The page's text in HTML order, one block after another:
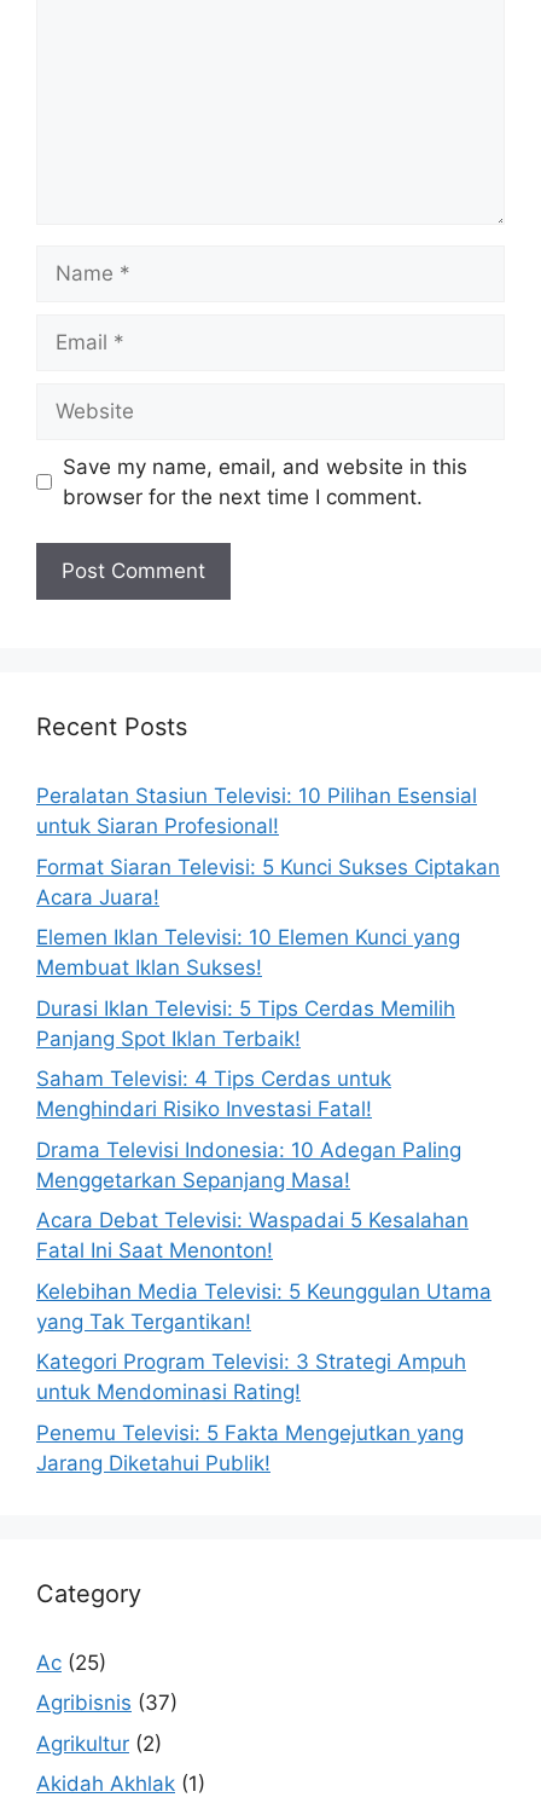
Save my name, email, and website in this
browser for the next time I comment.
Recent Posts
Peralatan Stasiun Televisi: 10 Pilihan Esensial
untuk Siaran Profesional!
Format Siaran Televisi: 5 Kunci Sukses Ciptakan
Acara Juara!
Elemen Iklan Televisi: 10 Elemen Kunci yang
Membuat Iklan Sukses!
Durasi Iklan Televisi: 5 Tips Cerdas Memilih
Panjang Spot Iklan Terbaik!
Saham Televisi: 4 Tips Cerdas untuk
Menghindari Risiko Investasi Fatal!
Drama Televisi Indonesia: 10 Adegan Paling
Menggetarkan Sepanjang Masa!
Acara Debat Televisi: Waspadai 5 Kesalahan
Fatal Ini Saat Menonton!
Kelebihan Media Televisi: 5 Keunggulan Utama
yang Tak Tergantikan!
Kategori Program Televisi: 3 Strategi Ampuh
untuk Mendominasi Rating!
Penemu Televisi: 5 Fakta Mengejutkan yang
Jarang Diketahui Publik!
Category
Ac (25)
Agribisnis (37)
Agrikultur (2)
Akidah Akhlak (1)